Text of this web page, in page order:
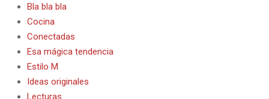
Bla bla bla
Cocina
Conectadas
Esa mágica tendencia
Estilo M
Ideas originales
Lecturas